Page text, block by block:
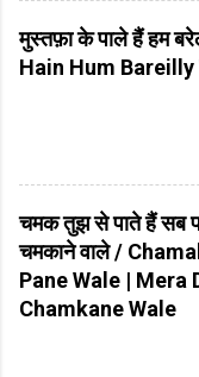
मुस्तफ़ा के पाले हैं हम
Hain Hum Bareilly
चमक तुझ से पाते हैं सब
चमकाने वाले /
Pane Wale | Mera
Chamkane Wale